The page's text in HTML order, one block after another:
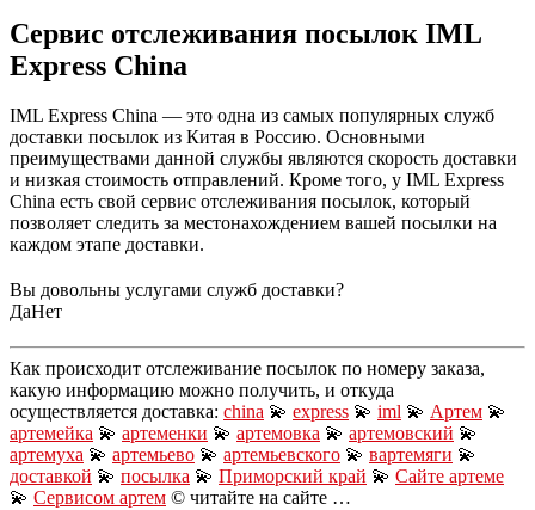
Сервис отслеживания посылок IML
Express China
IML Express China — это одна из самых популярных служб
доставки посылок из Китая в Россию. Основными
преимуществами данной службы являются скорость доставки
и низкая стоимость отправлений. Кроме того, у IML Express
China есть свой сервис отслеживания посылок, который
позволяет следить за местонахождением вашей посылки на
каждом этапе доставки.
Вы довольны услугами служб доставки?
ДаНет
Как происходит отслеживание посылок по номеру заказа,
какую информацию можно получить, и откуда
осуществляется доставка: china 💫 express 💫 iml 💫 Артем 💫
артемейка 💫 артеменки 💫 артемовка 💫 артемовский 💫
артемуха 💫 артемьево 💫 артемьевского 💫 вартемяги 💫
доставкой 💫 посылка 💫 Приморский край 💫 Сайте артеме
💫 Сервисом артем © читайте на сайте …